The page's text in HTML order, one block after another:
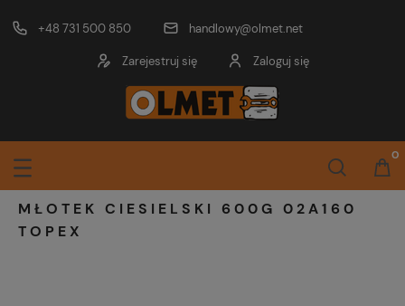
+48 731 500 850 handlowy@olmet.net
Zarejestruj się Zaloguj się
MŁOTEK CIESIELSKI 600G 02A160
TOPEX